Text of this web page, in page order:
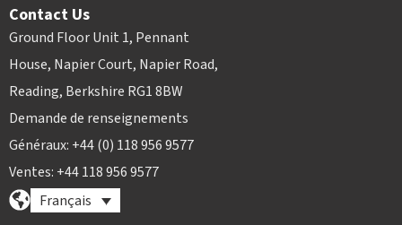
Contact Us
Ground Floor Unit 1, Pennant
House, Napier Court, Napier Road,
Reading, Berkshire RG1 8BW
Demande de renseignements
Généraux: +44 (0) 118 956 9577
Ventes: +44 118 956 9577
Français